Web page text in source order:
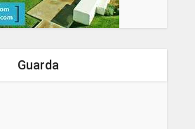
Guarda